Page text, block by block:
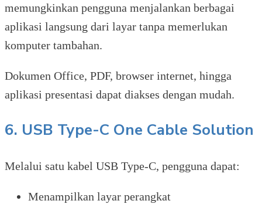
memungkinkan pengguna menjalankan berbagai
aplikasi langsung dari layar tanpa memerlukan
komputer tambahan.
Dokumen Office, PDF, browser internet, hingga
aplikasi presentasi dapat diakses dengan mudah.
6. USB Type-C One Cable Solution
Melalui satu kabel USB Type-C, pengguna dapat:
Menampilkan layar perangkat